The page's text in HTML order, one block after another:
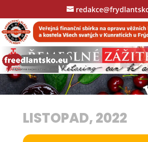
LISTOPAD, 2022